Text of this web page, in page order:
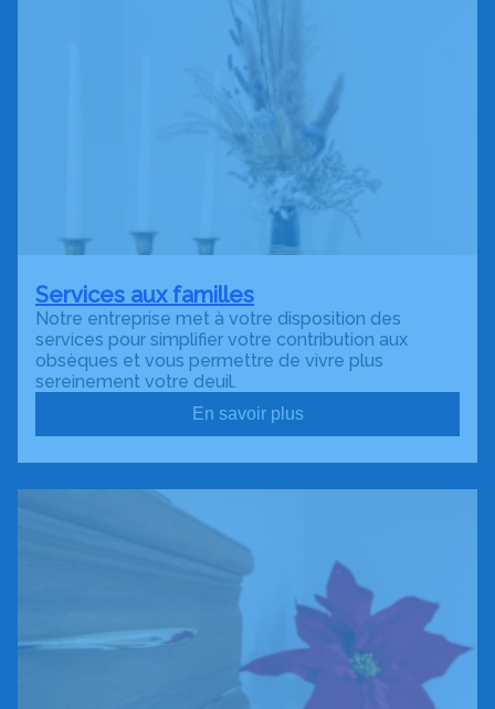
Services aux familles
Notre entreprise met à votre disposition des
services pour simplifier votre contribution aux
obsèques et vous permettre de vivre plus
sereinement votre deuil.
En savoir plus